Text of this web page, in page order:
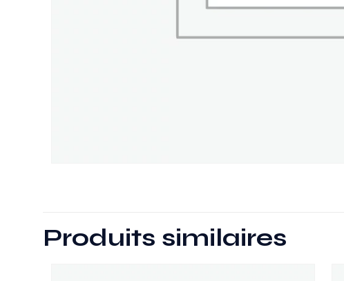
Produits similaires